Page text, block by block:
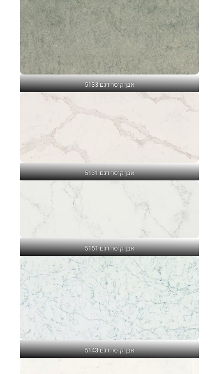
אבן קיסר דגם 5133
אבן קיסר דגם 5131
אבן קיסר דגם 5151
אבן קיסר דגם 5143